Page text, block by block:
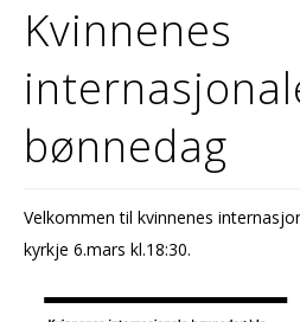
VÅR MENIGHET
BARN
VOKSNE
KALENDER
PODCAST
KONTAKT
Kvinnenes
bønnedag
Velkommen til kvinnenes
kyrkje 6.mars kl.18:30.